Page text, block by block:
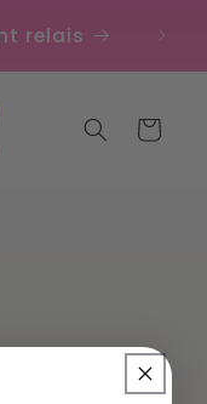
relais
Panier